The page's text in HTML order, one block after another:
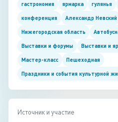
гастрономия ярмарка гулянья
конференция Александр Невский
Нижегородская область
Выставки и форумы Выставки и
Мастер-класс Пешеходная
Праздники и события культурной
Источник и участие